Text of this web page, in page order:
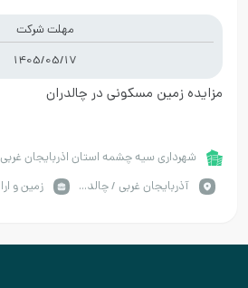
مهلت شرکت
1405/05/17
مزایده زمین مسکونی در چالدران
شهرداری سیه چشمه استان اذربایجان غربی
آذربايجان غربي / چالدران